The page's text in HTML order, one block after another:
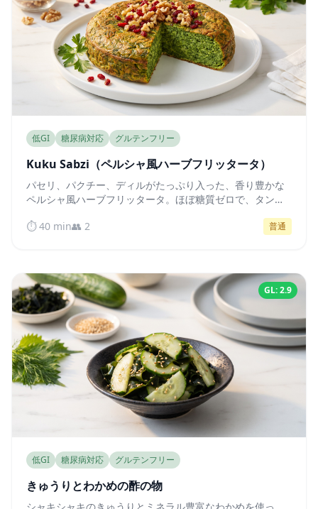
低GI 糖尿病対応 グルテンフリー
Kuku Sabzi（ペルシャ風ハーブフリッタータ）
パセリ、パクチー、ディルがたっぷり入った、香り豊かな
ペルシャ風ハーブフリッタータ。ほぼ糖質ゼロで、タンパ
てくれます。
⏱️ 40 min👥 2 普通
GL: 2.9
低GI 糖尿病対応 グルテンフリー
きゅうりとわかめの酢の物